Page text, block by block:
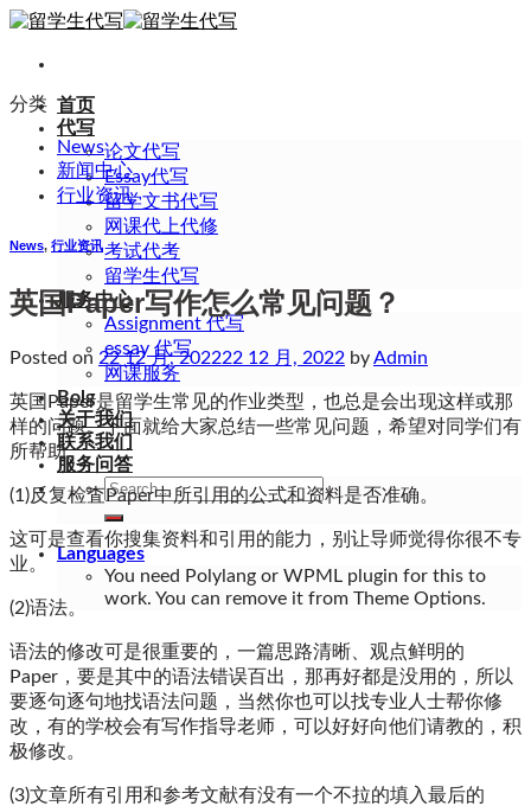
Skip
content
首页
代写
论文代写
Essay代写
留学文书代写
网课代上代修
考试代考
留学生代写
服务中心
Assignment 代写
essay 代写
网课服务
Bolg
关于我们
联系我们
服务问答
Search
for:
Languages
You need Polylang or WPML plugin for this to
work. You can remove it from Theme Options.
分类
News
新闻中心
行业资讯
News, 行业资讯
英国Paper写作怎么常见问题？
Posted on 22 12 月, 202222 12 月, 2022 byAdmin
英国Paper是留学生常见的作业类型，也总是会出现这样或那
样的问题。下面就给大家总结一些常见问题，希望对同学们有
所帮助。
(1)反复检査Paper中所引用的公式和资料是否准确。
这可是查看你搜集资料和引用的能力，别让导师觉得你很不专
业。
(2)语法。
语法的修改可是很重要的，一篇思路清晰、观点鲜明的
Paper，要是其中的语法错误百出，那再好都是没用的，所以
要逐句逐句地找语法问题，当然你也可以找专业人士帮你修
改，有的学校会有写作指导老师，可以好好向他们请教的，积
极修改。
(3)文章所有引用和参考文献有没有一个不拉的填入最后的